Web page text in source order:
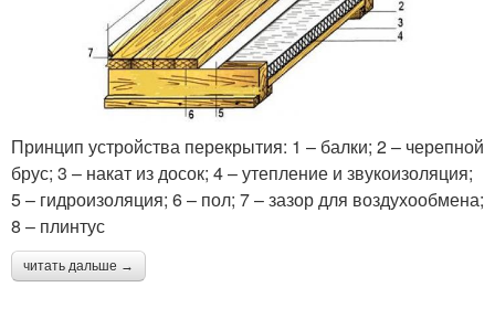
Принцип устройства перекрытия: 1 – балки; 2 – черепной
брус; 3 – накат из досок; 4 – утепление и звукоизоляция;
5 – гидроизоляция; 6 – пол; 7 – зазор для воздухообмена;
8 – плинтус
читать дальше →